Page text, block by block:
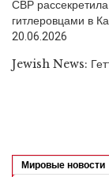
СВР
гитлеровцами в
20.06.2026
Jewish News: